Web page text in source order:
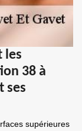
les
38 à
ses
supérieures